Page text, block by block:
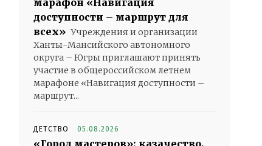
марафон «Навигация
доступности – маршрут для
всех» Учреждения и организации
Ханты-Мансийского автономного
округа – Югры приглашают принять
участие в общероссийском летнем
марафоне «Навигация доступности –
маршрут...
ДЕТСТВО 05.08.2026
«Город мастеров»: казачество,